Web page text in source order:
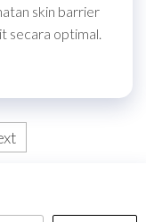
skin barrier
secara optimal.